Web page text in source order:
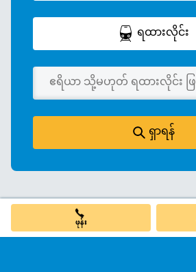
ရထားလိုင်း
ရှာရန်
ဖုန်း